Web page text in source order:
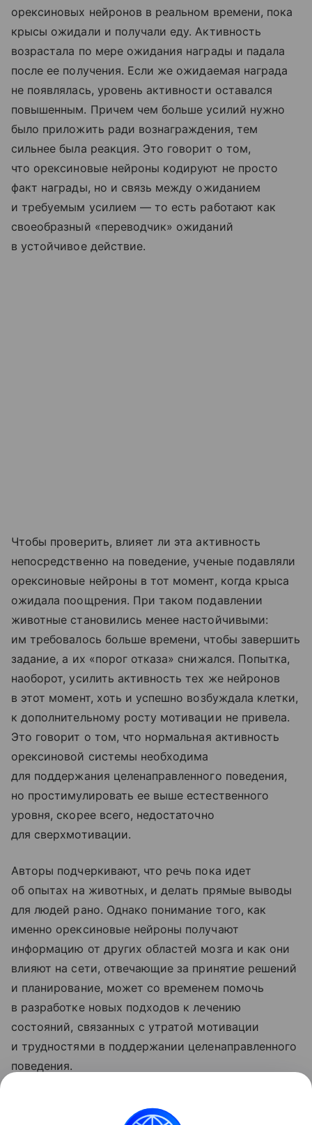
орексиновых нейронов в реальном времени, пока
крысы ожидали и получали еду. Активность
возрастала по мере ожидания награды и падала
после ее получения. Если же ожидаемая награда
не появлялась, уровень активности оставался
повышенным. Причем чем больше усилий нужно
было приложить ради вознаграждения, тем
сильнее была реакция. Это говорит о том,
что орексиновые нейроны кодируют не просто
факт награды, но и связь между ожиданием
и требуемым усилием — то есть работают как
своеобразный «переводчик» ожиданий
в устойчивое действие.
Чтобы проверить, влияет ли эта активность
непосредственно на поведение, ученые подавляли
орексиновые нейроны в тот момент, когда крыса
ожидала поощрения. При таком подавлении
животные становились менее настойчивыми:
им требовалось больше времени, чтобы завершить
задание, а их «порог отказа» снижался. Попытка,
наоборот, усилить активность тех же нейронов
в этот момент, хоть и успешно возбуждала клетки,
к дополнительному росту мотивации не привела.
Это говорит о том, что нормальная активность
орексиновой системы необходима
для поддержания целенаправленного поведения,
но простимулировать ее выше естественного
уровня, скорее всего, недостаточно
для сверхмотивации.
Авторы подчеркивают, что речь пока идет
об опытах на животных, и делать прямые выводы
для людей рано. Однако понимание того, как
именно орексиновые нейроны получают
информацию от других областей мозга и как они
влияют на сети, отвечающие за принятие решений
и планирование, может со временем помочь
в разработке новых подходов к лечению
состояний, связанных с утратой мотивации
и трудностями в поддержании целенаправленного
поведения.
не помним о раннем детстве.